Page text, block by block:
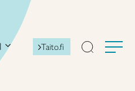
Taito.fi